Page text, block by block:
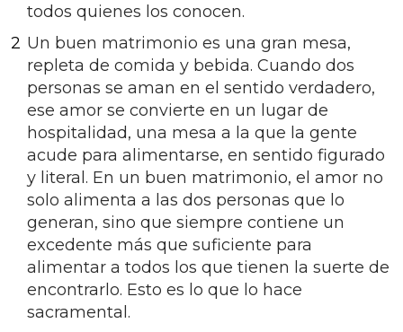
todos quienes los conocen.
Un buen matrimonio es una gran mesa,
repleta de comida y bebida. Cuando dos
personas se aman en el sentido verdadero,
ese amor se convierte en un lugar de
hospitalidad, una mesa a la que la gente
acude para alimentarse, en sentido figurado
y literal. En un buen matrimonio, el amor no
solo alimenta a las dos personas que lo
generan, sino que siempre contiene un
excedente más que suficiente para
alimentar a todos los que tienen la suerte de
encontrarlo. Esto es lo que lo hace
sacramental.